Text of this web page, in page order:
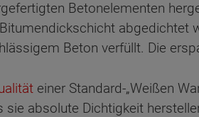
Betonelementen
abgedichtet
Beton verfüllt. Die
einer Standard-„Weißen
absolute Dichtigkeit